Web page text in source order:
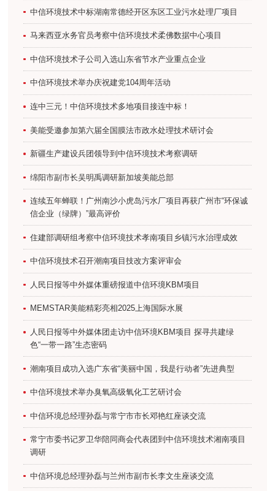
中信环境技术中标湖南常德经开区东区工业污水处理厂项目
马来西亚水务官员考察中信环境技术柔佛数据中心项目
中信环境技术子公司入选山东省节水产业重点企业
中信环境技术举办庆祝建党104周年活动
连中三元！中信环境技术多地项目接连中标！
美能受邀参加第六届全国膜法市政水处理技术研讨会
新疆生产建设兵团领导到中信环境技术考察调研
绵阳市副市长吴明禹调研新加坡美能总部
连续五年蝉联！广州南沙小虎岛污水厂项目再获广州市“环保诚
信企业（绿牌）”最高评价
住建部调研组考察中信环境技术孝南项目乡镇污水治理成效
中信环境技术召开潮南项目技改方案评审会
人民日报等中外媒体重磅报道中信环境KBM项目
MEMSTAR美能精彩亮相2025上海国际水展
人民日报等中外媒体团走访中信环境KBM项目 探寻共建绿
色“一带一路”生态密码
潮南项目成功入选广东省“美丽中国，我是行动者”先进典型
中信环境技术举办臭氧高级氧化工艺研讨会
中信环境总经理孙磊与常宁市市长邓艳红座谈交流
常宁市委书记罗卫华陪同商会代表团到中信环境技术湘南项目
调研
中信环境总经理孙磊与兰州市副市长李文生座谈交流